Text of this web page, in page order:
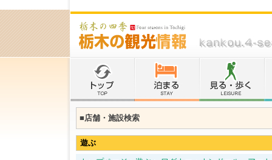
■店舗・施設検索
遊ぶ